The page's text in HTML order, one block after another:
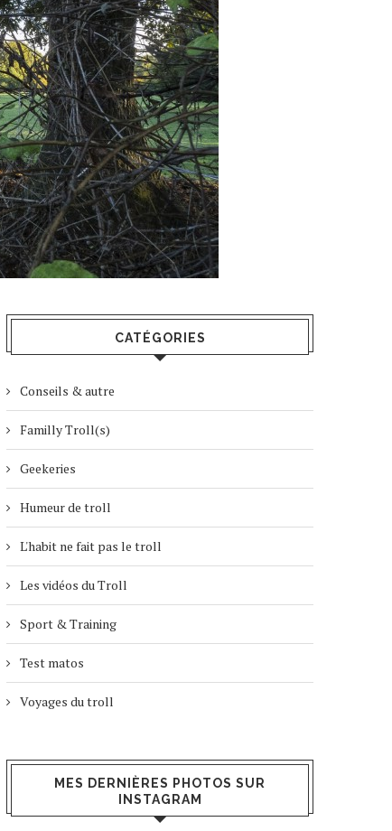
CATÉGORIES
Conseils & autre
Familly Troll(s)
Geekeries
Humeur de troll
L'habit ne fait pas le troll
Les vidéos du Troll
Sport & Training
Test matos
Voyages du troll
MES DERNIÈRES PHOTOS SUR
INSTAGRAM